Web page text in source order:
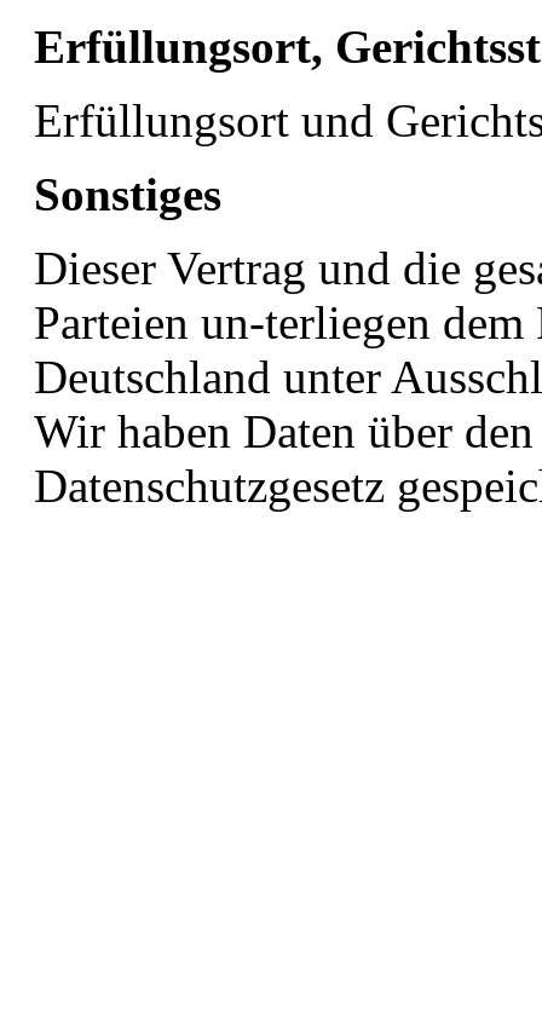
Erfüllungsort,
Erfüllungsort und
Sonstiges
Dieser Vertrag und die
Parteien un-terliegen
Deutschland unter
Wir haben Daten über
Datenschutzgesetz